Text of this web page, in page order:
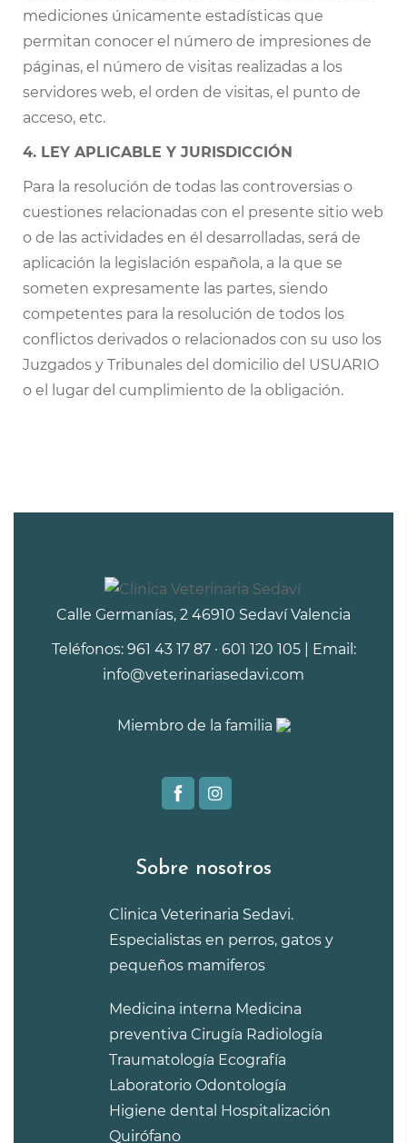
mediciones únicamente estadísticas que
permitan conocer el número de impresiones de
páginas, el número de visitas realizadas a los
servidores web, el orden de visitas, el punto de
acceso, etc.
4. LEY APLICABLE Y JURISDICCIÓN
Para la resolución de todas las controversias o
cuestiones relacionadas con el presente sitio web
o de las actividades en él desarrolladas, será de
aplicación la legislación española, a la que se
someten expresamente las partes, siendo
competentes para la resolución de todos los
conflictos derivados o relacionados con su uso los
Juzgados y Tribunales del domicilio del USUARIO
o el lugar del cumplimiento de la obligación.
Calle Germanías, 2 46910 Sedaví Valencia
Teléfonos: 961 43 17 87 · 601 120 105 | Email:
info@veterinariasedavi.com
Miembro de la familia
Sobre nosotros
Clinica Veterinaria Sedavi.
Especialistas en perros, gatos y
pequeños mamiferos
Medicina interna Medicina
preventiva Cirugía Radiología
Traumatología Ecografía
Laboratorio Odontología
Higiene dental Hospitalización
Quirófano